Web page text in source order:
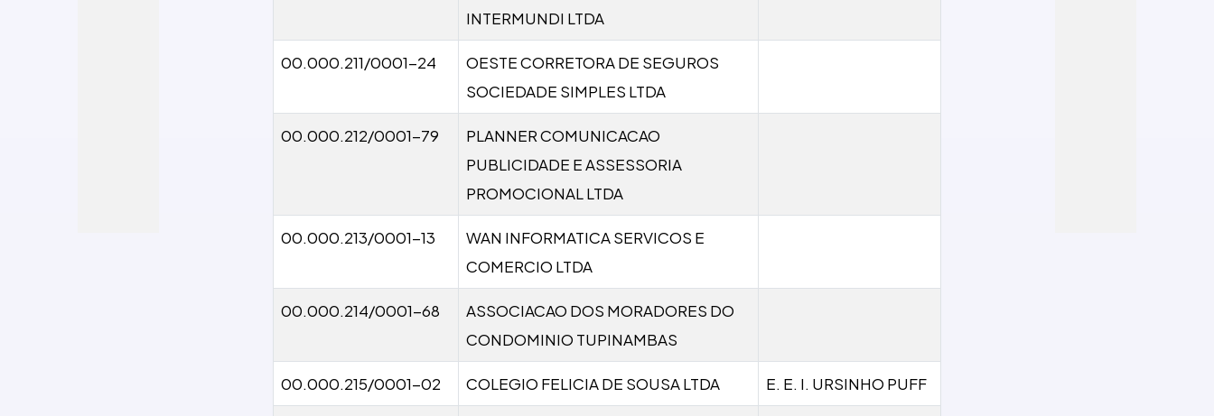
INTERMUNDI LTDA
00.000.211/0001-24
OESTE CORRETORA DE SEGUROS
SOCIEDADE SIMPLES LTDA
00.000.212/0001-79
PLANNER COMUNICACAO
PUBLICIDADE E ASSESSORIA
PROMOCIONAL LTDA
00.000.213/0001-13
WAN INFORMATICA SERVICOS E
COMERCIO LTDA
00.000.214/0001-68
ASSOCIACAO DOS MORADORES DO
CONDOMINIO TUPINAMBAS
00.000.215/0001-02 COLEGIO FELICIA DE SOUSA LTDA E. E. I. URSINHO PUFF